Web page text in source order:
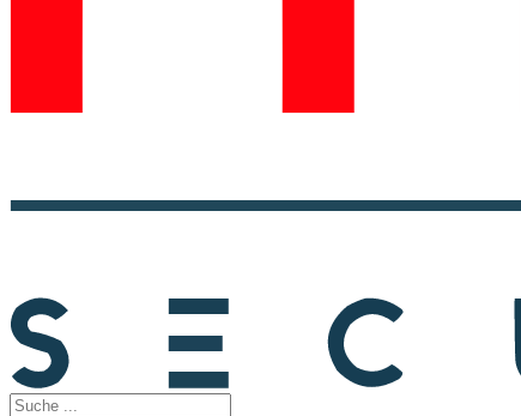
Search